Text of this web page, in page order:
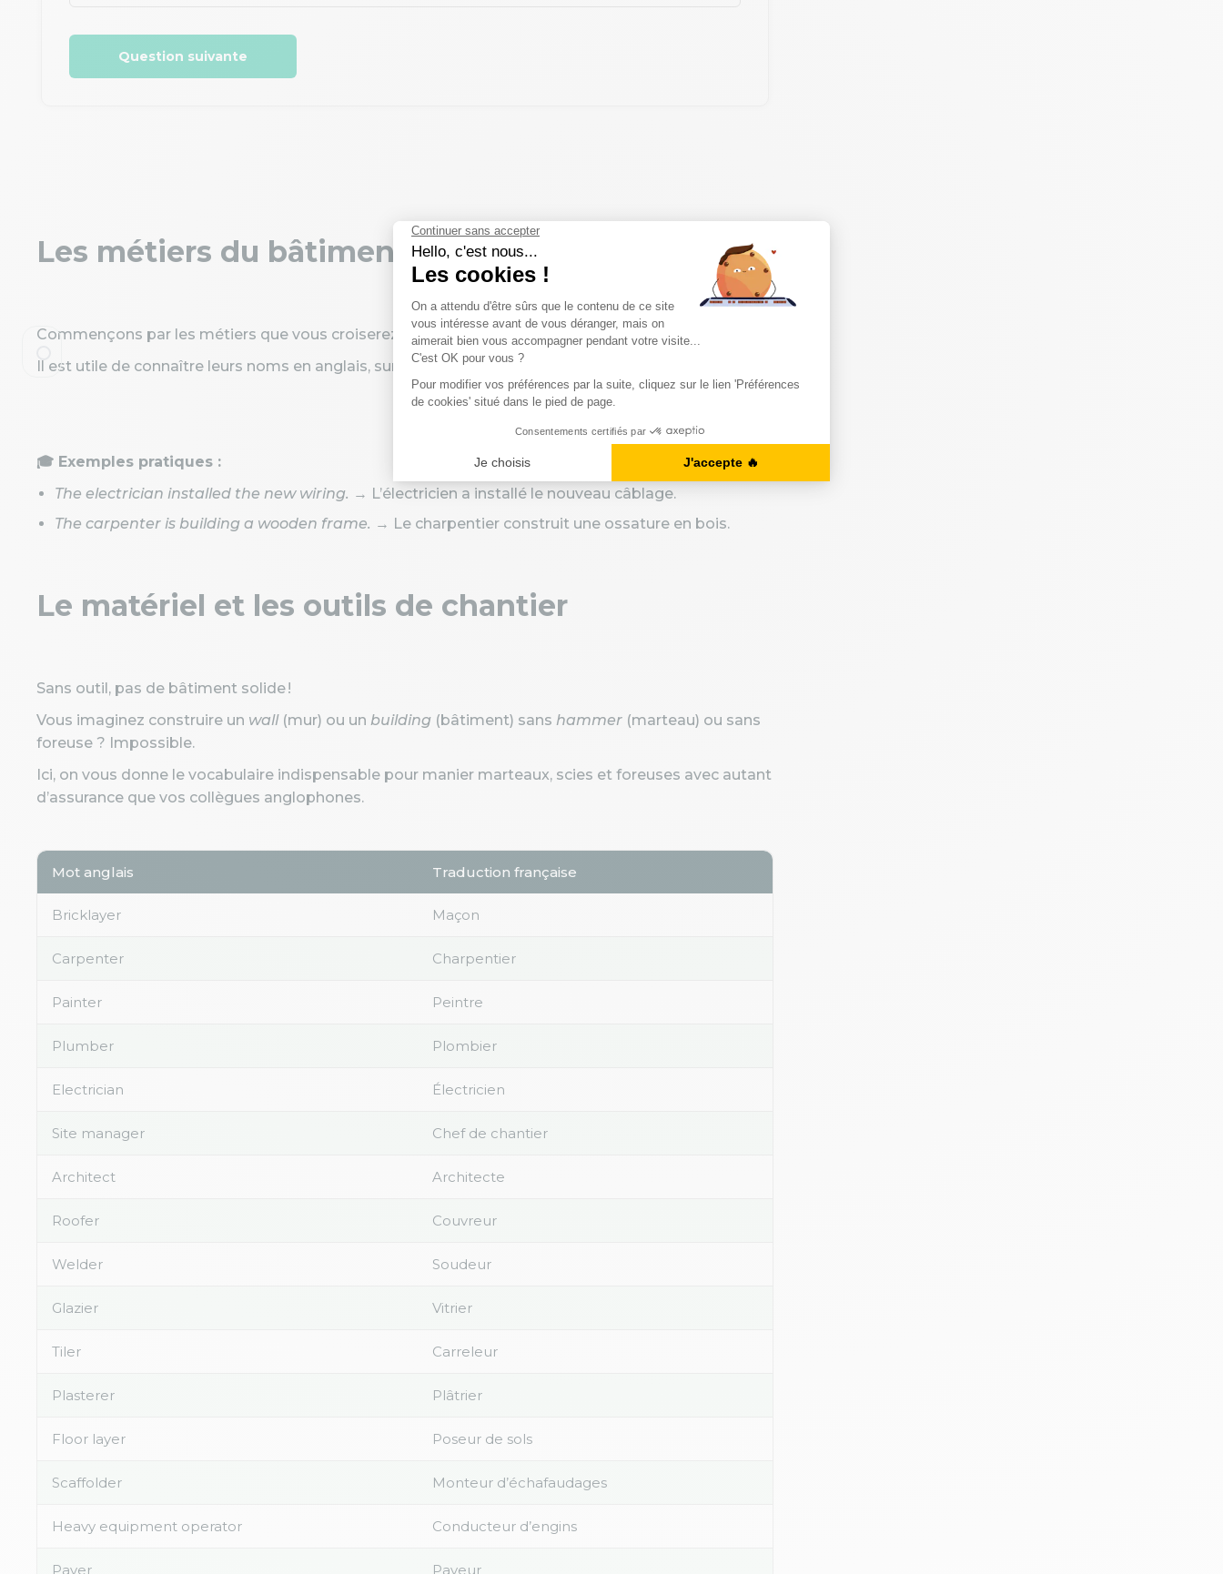
Question suivante
Les métiers du bâtiment en anglais
Commençons par les métiers que vous croiserez souvent sur un lieu de construction.
Il est utile de connaître leurs noms en anglais, surtout si vous envisagez de travailler à l'étranger.
🎓 Exemples pratiques :
The electrician installed the new wiring. → L’électricien a installé le nouveau câblage.
The carpenter is building a wooden frame. → Le charpentier construit une ossature en bois.
Le matériel et les outils de chantier
Sans outil, pas de bâtiment solide !
Vous imaginez construire un wall (mur) ou un building (bâtiment) sans hammer (marteau) ou sans
foreuse ? Impossible.
Ici, on vous donne le vocabulaire indispensable pour manier marteaux, scies et foreuses avec autant
d’assurance que vos collègues anglophones.
Mot anglais Traduction française
Bricklayer Maçon
Carpenter Charpentier
Painter Peintre
Plumber Plombier
Electrician Électricien
Site manager Chef de chantier
Architect Architecte
Roofer Couvreur
Welder Soudeur
Glazier Vitrier
Tiler Carreleur
Plasterer Plâtrier
Floor layer Poseur de sols
Scaffolder Monteur d’échafaudages
Heavy equipment operator Conducteur d’engins
Paver Paveur